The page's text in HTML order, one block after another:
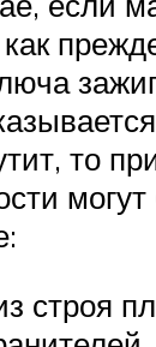
то
строя